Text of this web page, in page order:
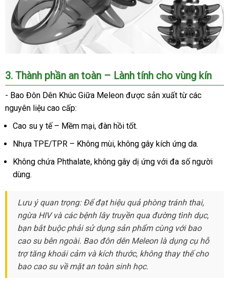
3. Thành phần an toàn – Lành tính cho vùng kín
- Bao Đôn Dên Khúc Giữa Meleon được sản xuất từ các
nguyên liệu cao cấp:
Cao su y tế– Mềm mại, đàn hồi tốt.
Nhựa TPE/TPR – Không mùi, không gây kích ứng da.
Không chứa Phthalate, không gây dị ứng với đa số người
dùng.
Lưu ý quan trọng:Để đạt hiệu quả phòng tránh thai,
ngừa HIV và các bệnh lây truyền qua đường tình dục,
bạn bắt buộc phải sử dụng sản phẩm cùng với bao
cao su bên ngoài. Bao đôn dên Meleon là dụng cụ hỗ
trợ tăng khoái cảm và kích thước, không thay thế cho
bao cao su về mặt an toàn sinh học.